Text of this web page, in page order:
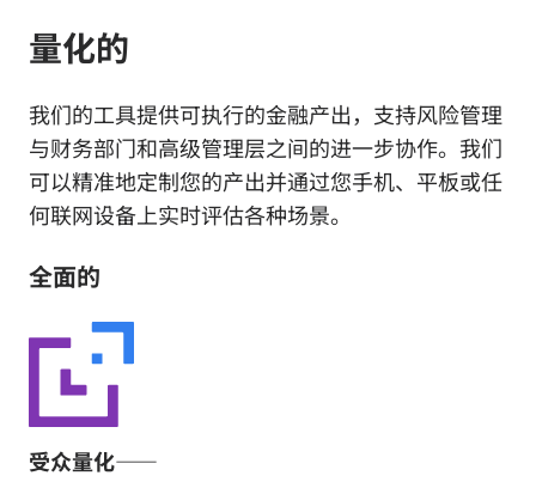
量化的
我们的工具提供可执行的金融产出，支持风险管理
与财务部门和高级管理层之间的进一步协作。我们
可以精准地定制您的产出并通过您手机、平板或任
何联网设备上实时评估各种场景。
全面的
受众量化——